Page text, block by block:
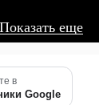
Показать еще
в
Google